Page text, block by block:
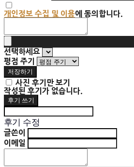
개인정보 수집 및 이용에 동의합니다.
선택하세요
평점 주기
저장하기
사진 후기만 보기
작성된 후기가 없습니다.
후기 쓰기
후기 수정
글쓴이
이메일